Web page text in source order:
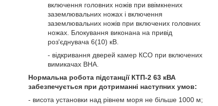
включення головних ножів при ввімкнених
заземлювальних ножах і включення
заземлювальних ножів при включених головних
ножах. Блокування виконана на привід
роз'єднувача 6(10) кВ.
- відкривання дверей камер КСО при включених
вимикачах ВНА.
Нормальна робота підстанції КТП-2 63 кВА
забезпечується при дотриманні наступних умов:
- висота установки над рівнем моря не більше 1000 м;